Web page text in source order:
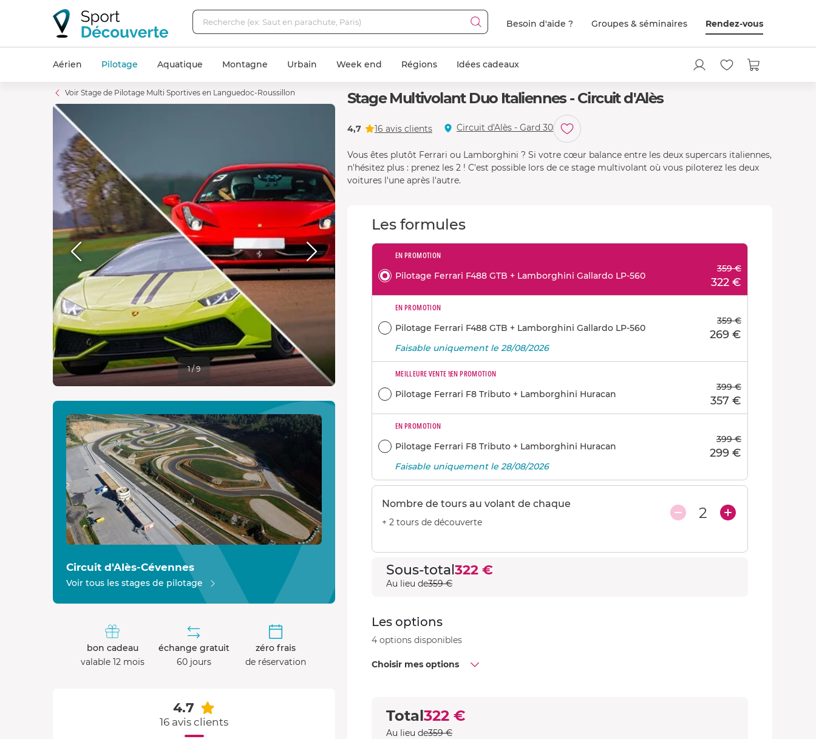
Besoin d'aide ? Groupes & séminaires Rendez-vous
Aérien Pilotage Aquatique Montagne Urbain Week end Régions Idées cadeaux
Stage Multivolant Duo Italiennes - Circuit d'Alès
4,7 16 avis clients Circuit d'Alès - Gard 30
Vous êtes plutôt Ferrari ou Lamborghini ? Si votre cœur balance entre les deux supercars italiennes,
n'hésitez plus : prenez les 2 ! C'est possible lors de ce stage multivolant où vous piloterez les deux
voitures l'une après l'autre.
Les formules
EN PROMOTION
Pilotage Ferrari F488 GTB + Lamborghini Gallardo LP-560
359 €
322 €
EN PROMOTION
Pilotage Ferrari F488 GTB + Lamborghini Gallardo LP-560
359 €
269 €
Faisable uniquement le 28/08/2026
MEILLEURE VENTE !EN PROMOTION
Pilotage Ferrari F8 Tributo + Lamborghini Huracan
399 €
357 €
EN PROMOTION
Pilotage Ferrari F8 Tributo + Lamborghini Huracan
399 €
299 €
Faisable uniquement le 28/08/2026
Nombre de tours au volant de chaque
+ 2 tours de découverte
2
Sous-total 322 €
Au lieu de359 €
Les options
4 options disponibles
Choisir mes options
Total322 €
Au lieu de359 €
Voir Stage de Pilotage Multi Sportives en Languedoc-Roussillon
1 / 9
Circuit d'Alès-Cévennes
Voir tous les stages de pilotage
bon cadeau
valable 12 mois
échange gratuit
60 jours
zéro frais
de réservation
4.7
16 avis clients